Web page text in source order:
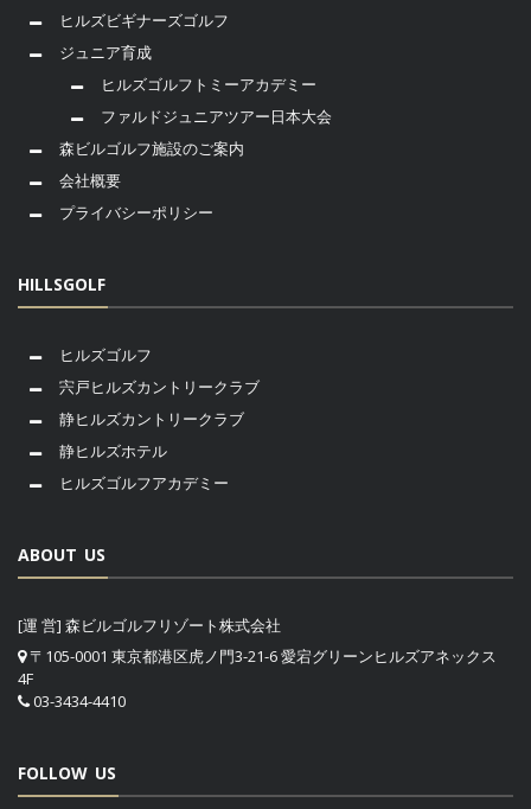
ヒルズビギナーズゴルフ
ジュニア育成
ヒルズゴルフトミーアカデミー
ファルドジュニアツアー日本大会
森ビルゴルフ施設のご案内
会社概要
プライバシーポリシー
HILLSGOLF
ヒルズゴルフ
宍戸ヒルズカントリークラブ
静ヒルズカントリークラブ
静ヒルズホテル
ヒルズゴルフアカデミー
ABOUT US
[運 営] 森ビルゴルフリゾート株式会社
〒105-0001 東京都港区虎ノ門3-21-6 愛宕グリーンヒルズアネックス
4F
03-3434-4410
FOLLOW US